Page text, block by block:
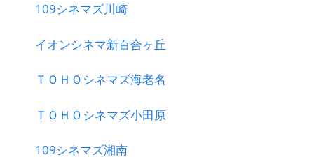
109シネマズ川崎
イオンシネマ新百合ヶ丘
ＴＯＨＯシネマズ海老名
ＴＯＨＯシネマズ小田原
109シネマズ湘南